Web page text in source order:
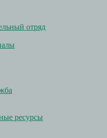
отряд
ресурсы